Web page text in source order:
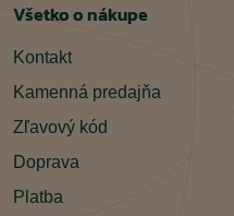
Všetko o nákupe
Kontakt
Kamenná predajňa
Zľavový kód
Doprava
Platba